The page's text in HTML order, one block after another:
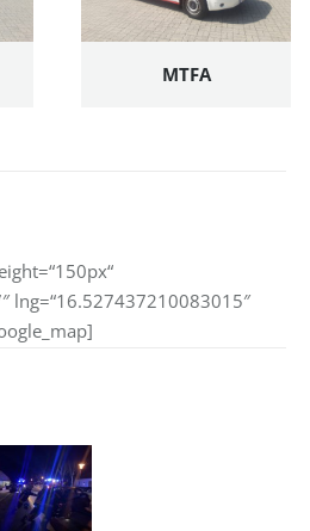
MTFA
lng=“16.527437210083015″